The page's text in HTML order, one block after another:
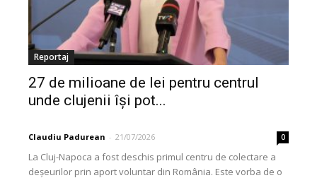
Reportaj
27 de milioane de lei pentru centrul
unde clujenii își pot...
Claudiu Padurean - 21/07/2026 0
La Cluj-Napoca a fost deschis primul centru de colectare a
deșeurilor prin aport voluntar din România. Este vorba de o